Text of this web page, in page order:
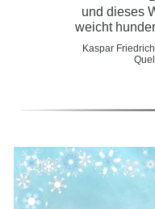
und dieses
weicht
Kaspar